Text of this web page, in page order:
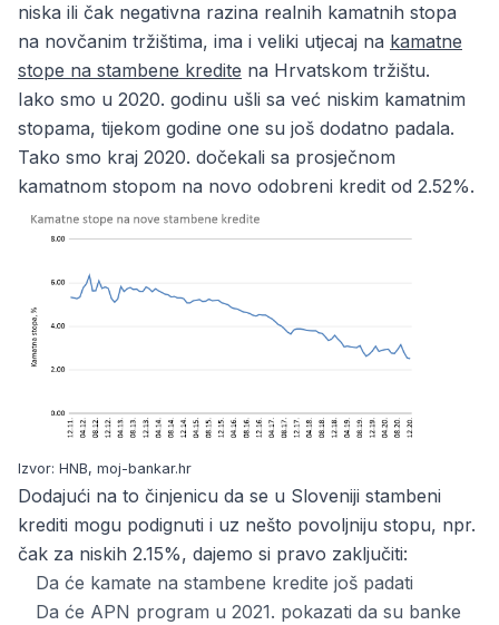
niska ili čak negativna razina realnih kamatnih stopa
na novčanim tržištima, ima i veliki utjecaj na kamatne
stope na stambene kredite na Hrvatskom tržištu.
Iako smo u 2020. godinu ušli sa već niskim kamatnim
stopama, tijekom godine one su još dodatno padala.
Tako smo kraj 2020. dočekali sa prosječnom
kamatnom stopom na novo odobreni kredit od 2.52%.
Izvor: HNB, moj-bankar.hr
Dodajući na to činjenicu da se u Sloveniji stambeni
krediti mogu podignuti i uz nešto povoljniju stopu, npr.
čak za niskih 2.15%, dajemo si pravo zaključiti:
Da će kamate na stambene kredite još padati
Da će APN program u 2021. pokazati da su banke